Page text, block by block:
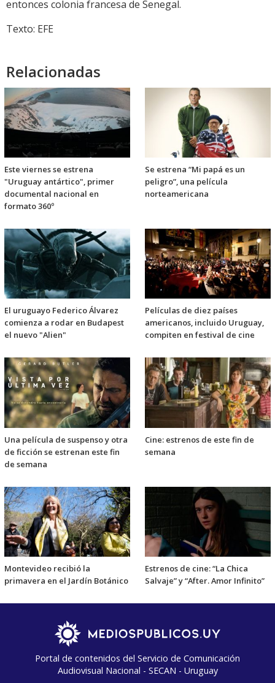
entonces colonia francesa de Senegal.
Texto: EFE
Relacionadas
Este viernes se estrena
"Uruguay antártico", primer
documental nacional en
formato 360º
Se estrena “Mi papá es un
peligro”, una película
norteamericana
El uruguayo Federico Álvarez
comienza a rodar en Budapest
el nuevo "Alien"
Películas de diez países
americanos, incluido Uruguay,
compiten en festival de cine
Una película de suspenso y otra
de ficción se estrenan este fin
de semana
Cine: estrenos de este fin de
semana
Montevideo recibió la
primavera en el Jardín Botánico
Estrenos de cine: “La Chica
Salvaje” y “After. Amor Infinito”
Portal de contenidos del Servicio de Comunicación
Audiovisual Nacional - SECAN - Uruguay